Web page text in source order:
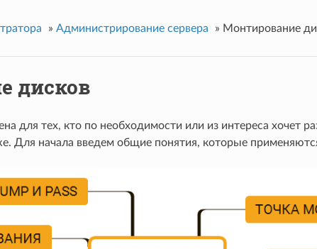
» Администрирование сервера » Монтирование
дисков
для тех, кто по необходимости или из интереса хочет
Для начала введем общие понятия, которые